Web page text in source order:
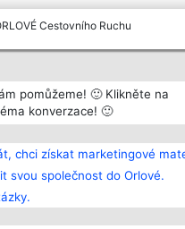
Cestovního Ruchu
pomůžeme! 🙂 Klikněte na
konverzace! 🙂
chci získat marketingové
svou společnost do Orlové.
sp. z o.
| Regon
8943132676
Plebiscyt
Vítězové
Seznam všech
laureátů
Pravidla
Zásady
ochrany